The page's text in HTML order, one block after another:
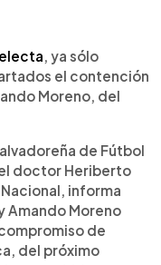
, ya sólo
el contención
Moreno, del
de Fútbol
doctor Heriberto
informa
Amando Moreno
de
del próximo